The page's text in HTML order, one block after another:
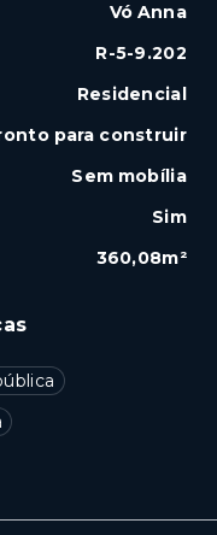
Vó Anna
R-5-9.202
Residencial
para construir
Sem mobília
Sim
360,08m²